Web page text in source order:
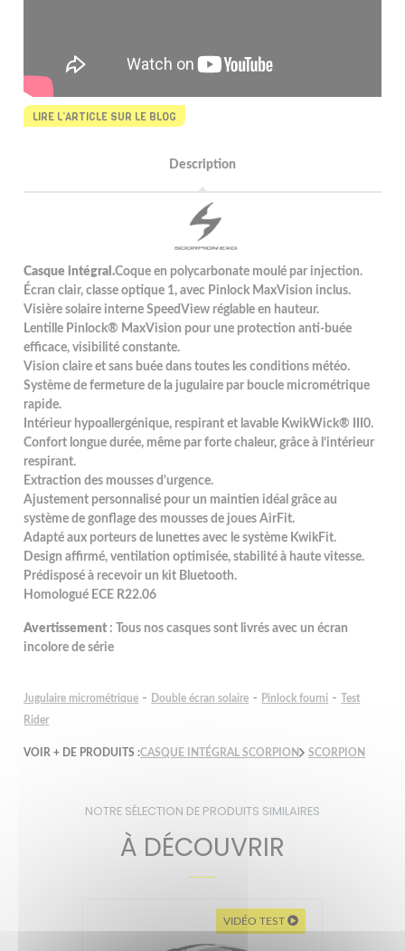
LIRE L’ARTICLE SUR LE BLOG
Description
Casque intégral.Coque en polycarbonate moulé par injection.
Écran clair, classe optique 1, avec Pinlock MaxVision inclus.
Visière solaire interne SpeedView réglable en hauteur.
Lentille Pinlock® MaxVision pour une protection anti-buée
efficace, visibilité constante.
Vision claire et sans buée dans toutes les conditions météo.
Système de fermeture de la jugulaire par boucle micrométrique
rapide.
Intérieur hypoallergénique, respirant et lavable KwikWick® III0.
Confort longue durée, même par forte chaleur, grâce à l’intérieur
respirant.
Extraction des mousses d'urgence.
Ajustement personnalisé pour un maintien idéal grâce au
système de gonflage des mousses de joues AirFit.
Adapté aux porteurs de lunettes avec le système KwikFit.
Design affirmé, ventilation optimisée, stabilité à haute vitesse.
Prédisposé à recevoir un kit Bluetooth.
Homologué ECE R22.06
Avertissement : Tous nos casques sont livrés avec un écran
incolore de série
Jugulaire micrométrique - Double écran solaire - Pinlock fourni - Test
Rider
VOIR + DE PRODUITS :CASQUE INTÉGRAL SCORPION SCORPION
NOTRE SÉLECTION DE PRODUITS SIMILAIRES
À DÉCOUVRIR
VIDÉO TEST